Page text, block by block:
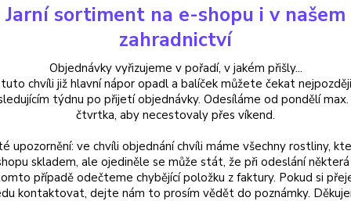
Bylinky a léčivky Australský citronový list- Plectranthus bellus, Mount
citronový list-
na prodejně
Jarní sortiment na e-shopu i v našem
zahradnictví
Objednávky vyřizujeme v pořadí, v jakém přišly...
chvíli již hlavní nápor opadl a balíček můžete čekat
týdnu po přijetí objednávky. Odesíláme od pondělí
čtvrtka, aby necestovaly přes víkend.
upozornění: ve chvíli objednání chvíli máme všechny rostliny,
skladem, ale ojediněle se může stát, že při odeslání některá
případě odečteme chybějící položku z faktury. Pokud si
kontaktovat, dejte nám to prosím vědět do poznámky.